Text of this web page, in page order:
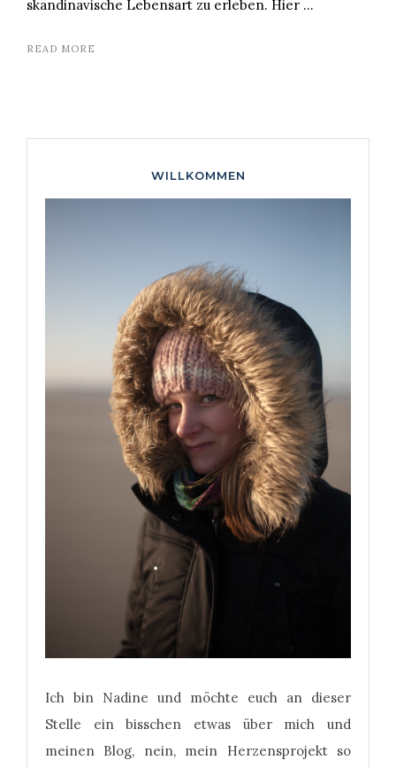
skandinavische Lebensart zu erleben. Hier …
READ MORE
WILLKOMMEN
Ich bin Nadine und möchte euch an dieser
Stelle ein bisschen etwas über mich und
meinen Blog, nein, mein Herzensprojekt so